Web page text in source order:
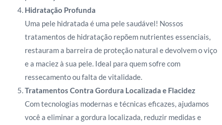
Hidratação Profunda
Uma pele hidratada é uma pele saudável! Nossos
tratamentos de hidratação repõem nutrientes essenciais,
restauram a barreira de proteção natural e devolvem o viço
e a maciez à sua pele. Ideal para quem sofre com
ressecamento ou falta de vitalidade.
Tratamentos Contra Gordura Localizada e Flacidez
Com tecnologias modernas e técnicas eficazes, ajudamos
você a eliminar a gordura localizada, reduzir medidas e